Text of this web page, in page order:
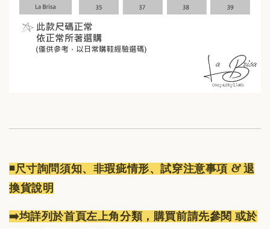
◾️尺寸詢問須知、非瑕疵情形、試穿注意事項 & 退
換貨說明
➡️均詳列於首頁左上角分類，購買前請先參閱 或於